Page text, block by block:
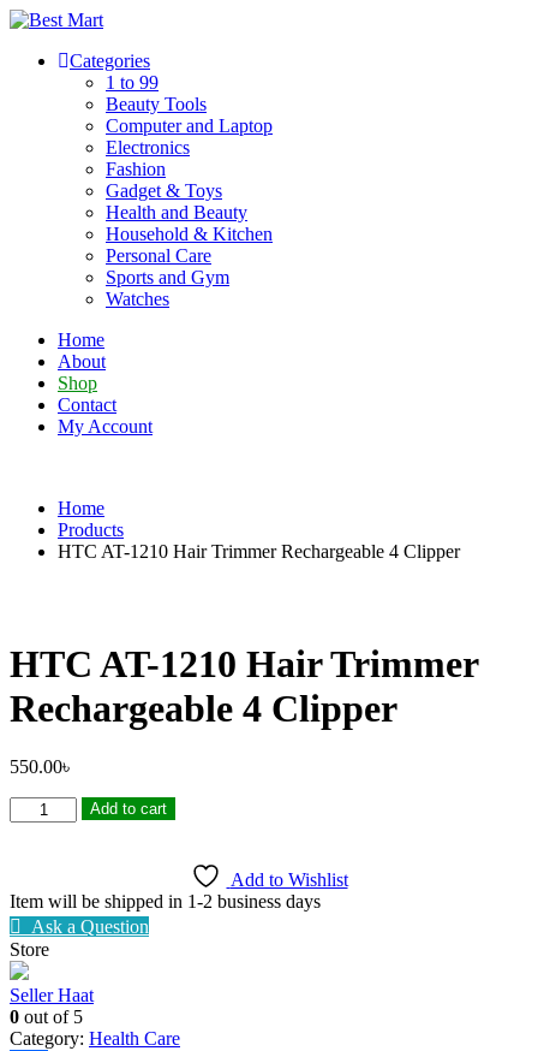
Skip
content Categories
1 to 99
Beauty Tools
Computer and Laptop
Electronics
Fashion
Gadget & Toys
Health and Beauty
Household & Kitchen
Personal Care
Sports and Gym
Watches
Home
About
Shop
Contact
My Account
Home
Products
HTC AT-1210 Hair Trimmer Rechargeable 4 Clipper
HTC AT-1210 Hair Trimmer
Rechargeable 4 Clipper
550.00৳
HTC
AT-
Trimmer
Rechargeable
4
Clipper
quantity
Add to cart
Add to Wishlist
Item will be shipped in 1-2 business days
Ask a Question
Store
Seller Haat
0 out of 5
Category: Health Care